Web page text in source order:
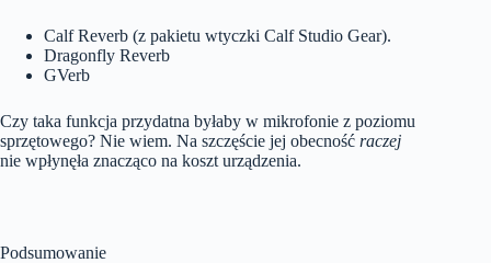
Calf Reverb (z pakietu wtyczki Calf Studio Gear).
Dragonfly Reverb
GVerb
Czy taka funkcja przydatna byłaby w mikrofonie z poziomu
sprzętowego? Nie wiem. Na szczęście jej obecność raczej
nie wpłynęła znacząco na koszt urządzenia.
Podsumowanie